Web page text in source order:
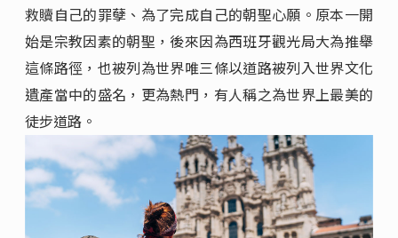
救贖自己的罪孽、為了完成自己的朝聖心願。原本一開
始是宗教因素的朝聖，後來因為西班牙觀光局大為推舉
這條路徑，也被列為世界唯三條以道路被列入世界文化
遺產當中的盛名，更為熱門，有人稱之為世界上最美的
徒步道路。